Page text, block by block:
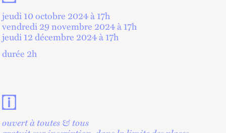
jeudi 10 octobre 2024 à 17h
vendredi 29 novembre 2024 à 17h
jeudi 12 décembre 2024 à 17h
durée 2h
Contacts et informations pratiques
ouvert à toutes & tous